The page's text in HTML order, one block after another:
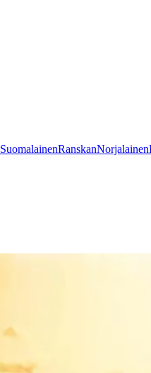
SuomalainenRanskanNorjalainen